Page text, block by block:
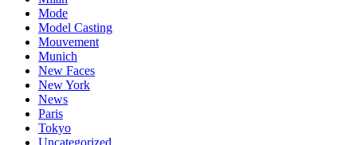
Mode
Model Casting
Mouvement
Munich
New Faces
New York
News
Paris
Tokyo
Uncategorized